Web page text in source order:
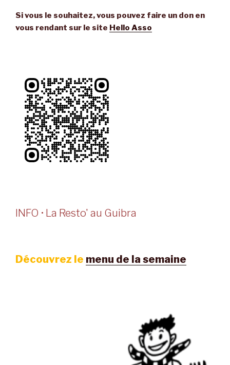
Si vous le souhaitez, vous pouvez faire un don en
vous rendant sur le site Hello Asso
INFO • La Resto' au Guibra
Découvrez le menu de la semaine